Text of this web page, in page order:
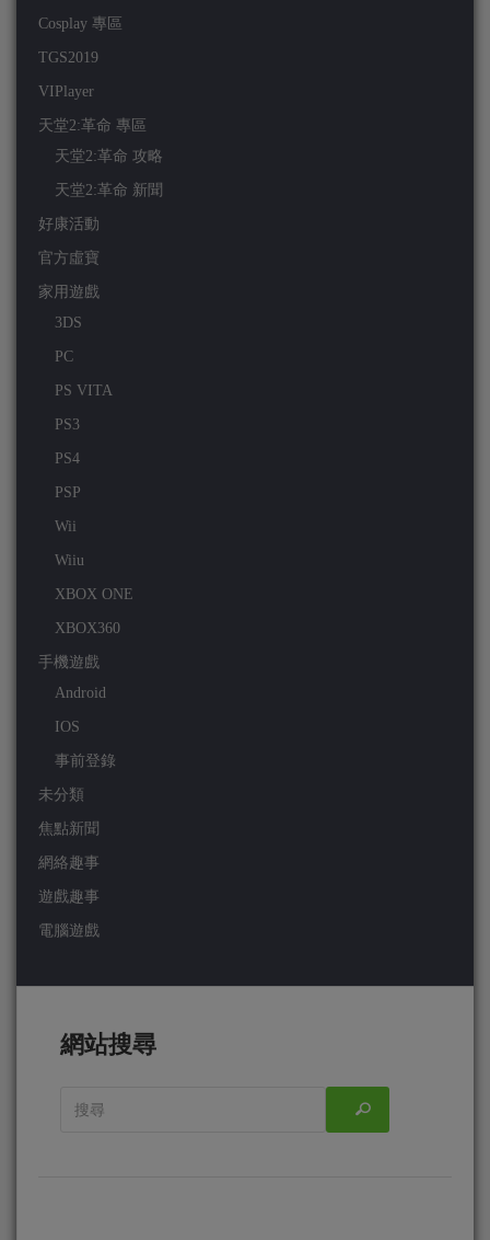
Cosplay 專區
TGS2019
VIPlayer
天堂2:革命 專區
天堂2:革命 攻略
天堂2:革命 新聞
好康活動
官方虛寶
家用遊戲
3DS
PC
PS VITA
PS3
PS4
PSP
Wii
Wiiu
XBOX ONE
XBOX360
手機遊戲
Android
IOS
事前登錄
未分類
焦點新聞
網絡趣事
遊戲趣事
電腦遊戲
網站搜尋